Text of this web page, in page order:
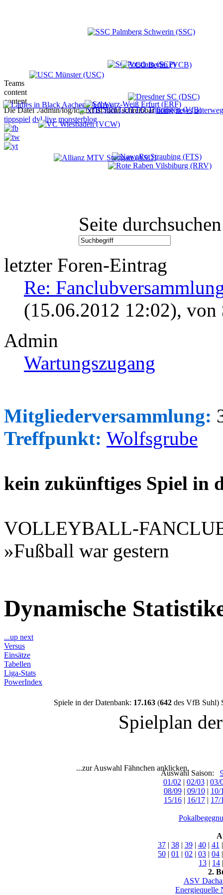
Teams
content
content
Die Datei ./admin/log/log.txt ist nicht schreibbarhome news
tippspiel dvl-live monsterblog
Seite durchsuchen
letzter Foren-Eintrag
Re:
(15.06.2012 12:02), von
Admin
Wartungszugang
Mitgliederversammlung:
Treffpunkt: Wolfsgrube
kein zukünftiges Spiel in
VOLLEYBALL-
»Fußball war gestern
Dynamische
...up next
Versus
Einsätze
Tabellen
Liga-Stats
PowerIndex
Spiele in der Datenbank: 17.163(642des VfB Suhl)
Spielplan
...zur Auswahl Fähnchen anklicken.
Auswahl Saison:
01/02 | 02/03| 03/
08/09| 09/10| 10/
15/16 | 16/17 | 17/
37| 38| 39| 40| 41
50 | 01 | 02 | 03 | 04
13 | 14
2.
ASV
Energiequelle